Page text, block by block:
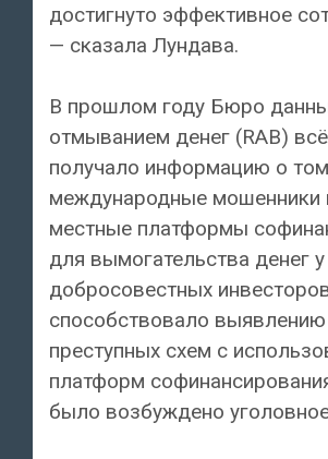
достигнуто эффективное
— сказала Лундава.
В прошлом году Бюро
отмыванием денег (RAB)
получало информацию о
международные мошенники
местные платформы
для вымогательства денег у
добросовестных
способствовало выявлению
преступных схем с
платформ
было возбуждено